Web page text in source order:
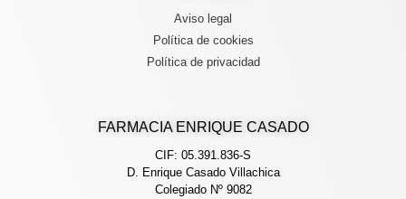
FARMACIA ENRIQUE CASADO
CIF: 05.391.836-S
D. Enrique Casado Villachica
Colegiado Nº 9082
Aviso legal
Política de cookies
Política de privacidad